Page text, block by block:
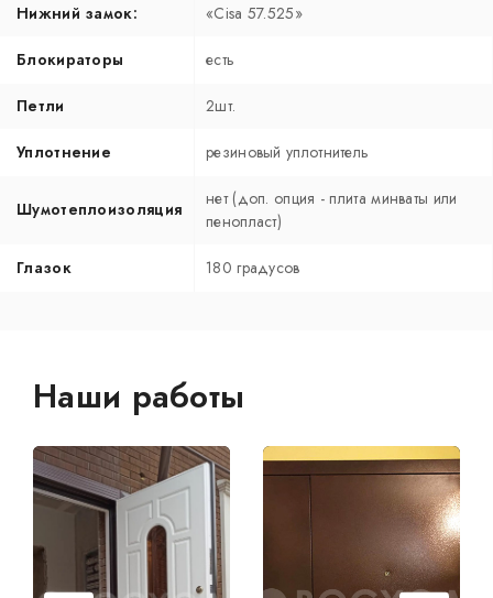
Нижний замок: «Cisa 57.525»
Блокираторы есть
Петли 2шт.
Уплотнение резиновый уплотнитель
Шумотеплоизоляция
нет (доп. опция - плита минваты или
пенопласт)
Глазок 180 градусов
Наши работы